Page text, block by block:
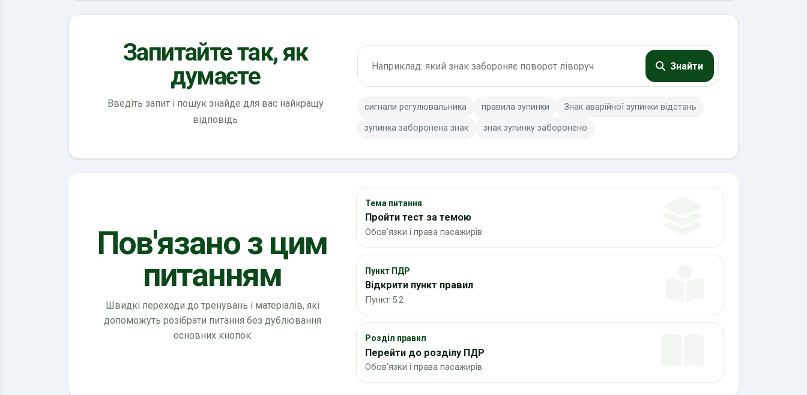
Запитайте так, як
думаєте
Введіть запит і пошук знайде для вас найкращу
відповідь
Знайти
сигнали регулювальника правила зупинки Знак аварійної зупинки відстань
зупинка заборонена знак знак зупинку заборонено
Пов'язано з цим
питанням
Швидкі переходи до тренувань і матеріалів, які
допоможуть розібрати питання без дублювання
основних кнопок
Тема питання
Пройти тест за темою
Обов'язки і права пасажирів
Пункт ПДР
Відкрити пункт правил
Пункт 5.2
Розділ правил
Перейти до розділу ПДР
Обов'язки і права пасажирів